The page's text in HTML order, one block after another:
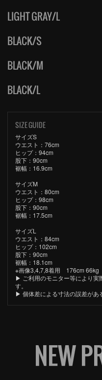
LIGHT GRAY/L
BLACK/S
BLACK/M
BLACK/L
SIZE GUIDE
サイズS
ウエスト：76cm
ヒップ：94cm
股下：90cm
裾幅：16.9cm
サイズM
ウエスト：80cm
ヒップ：98cm
股下：90cm
裾幅：17.5cm
サイズL
ウエスト：84cm
ヒップ：102cm
股下：90cm
裾幅：18.1cm
※画像3,4,7,8着用 176cm 66kg
▶︎ ご利用のモニター等により実
す。
▶︎ 個体差による寸法の誤差があ